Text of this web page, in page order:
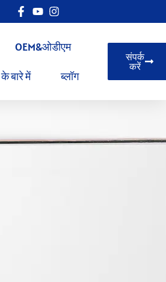
OEM&ओडीएम
के बारे में ब्लॉग
संपर्क
करें